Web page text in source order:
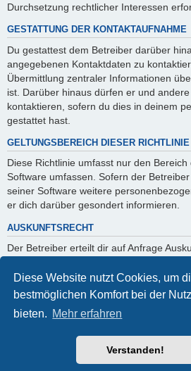
Diese Website nutzt Cookies, um
bestmöglichen Komfort bei der
bieten. Mehr erfahren
Verstanden!
Durchsetzung rechtlicher Interessen
GESTATTUNG DER KONTAKTAUFNAHME
Du gestattest dem Betreiber darüber
angegebenen Kontaktdaten zu
Übermittlung zentraler Informationen
ist. Darüber hinaus dürfen er und
kontaktieren, sofern du dies in deinem
gestattet hast.
GELTUNGSBEREICH DIESER RICHTLINIE
Diese Richtlinie umfasst nur den
Software umfassen. Sofern der
seiner Software weitere
er dich darüber gesondert informieren.
AUSKUNFTSRECHT
Der Betreiber erteilt dir auf Anfrage
Du kannst jederzeit die Löschung bzw.
verlangen. Kontaktiere hierzu bitte den
Foren-Übersicht
Powered by
® Forum